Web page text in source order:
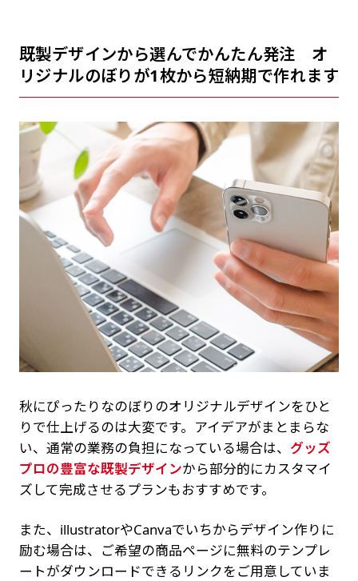
既製デザインから選んでかんたん発注 オ
リジナルのぼりが1枚から短納期で作れます
秋にぴったりなのぼりのオリジナルデザインをひと
りで仕上げるのは大変です。アイデアがまとまらな
い、通常の業務の負担になっている場合は、 グッズ
プロの豊富な既製デザインから部分的にカスタマイ
ズして完成させるプランもおすすめです。
また、illustratorやCanvaでいちからデザイン作りに
励む場合は、ご希望の商品ページに無料のテンプレ
ートがダウンロードできるリンクをご用意していま